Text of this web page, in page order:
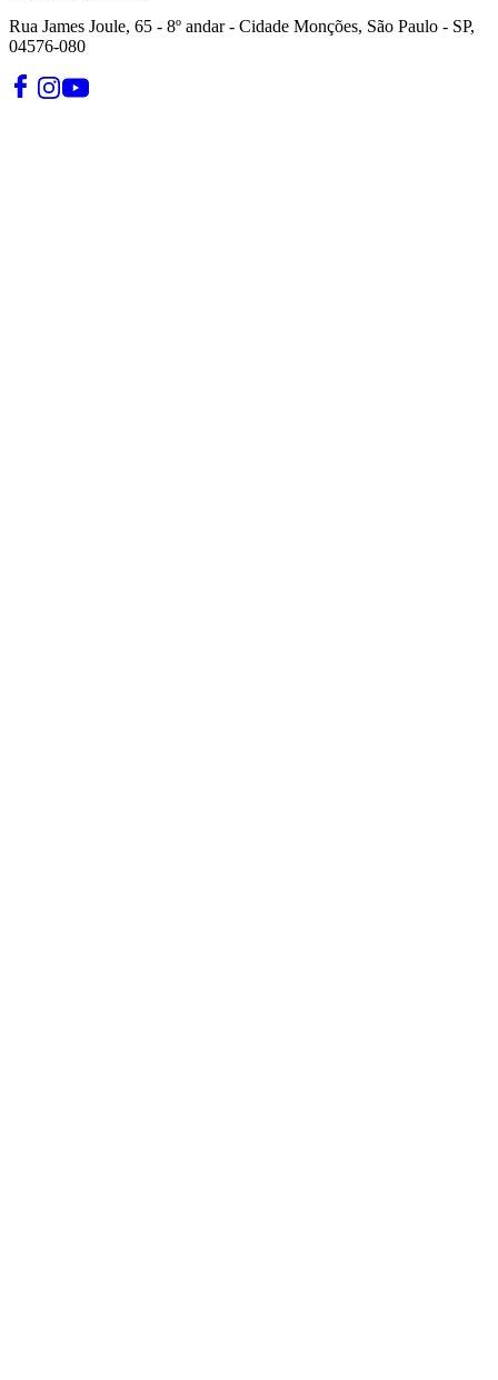
Rua James Joule, 65 - 8º andar - Cidade Monções, São Paulo - SP,
04576-080